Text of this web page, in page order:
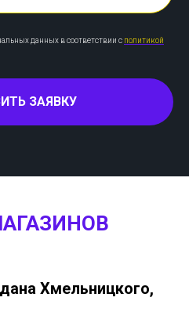
данных в соответствии с политикой
ЗАЯВКУ
Хмельницкого,